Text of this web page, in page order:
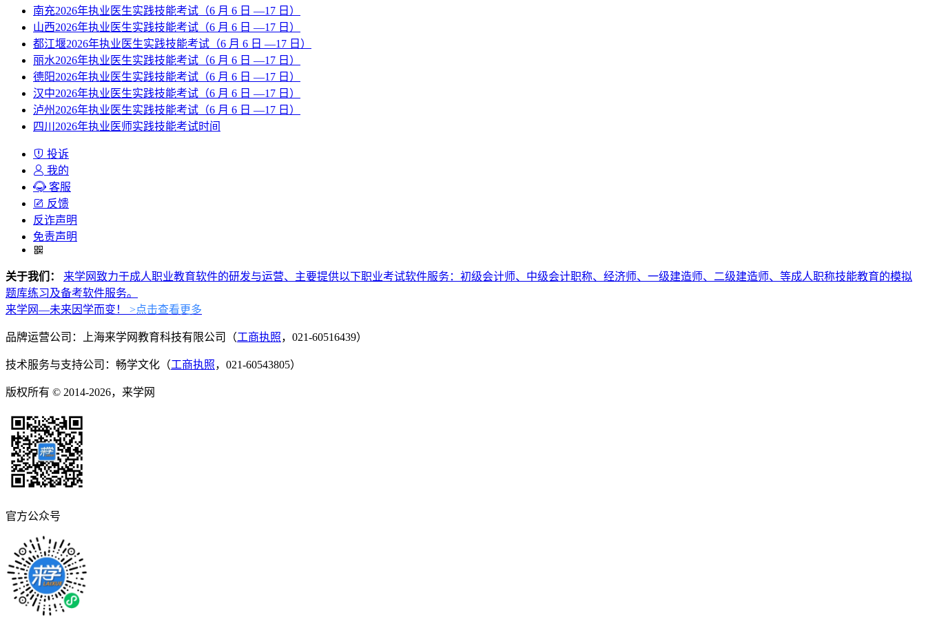
南充2026年执业医生实践技能考试（6 月 6 日 —17 日）
山西2026年执业医生实践技能考试（6 月 6 日 —17 日）
都江堰2026年执业医生实践技能考试（6 月 6 日 —17 日）
丽水2026年执业医生实践技能考试（6 月 6 日 —17 日）
德阳2026年执业医生实践技能考试（6 月 6 日 —17 日）
汉中2026年执业医生实践技能考试（6 月 6 日 —17 日）
泸州2026年执业医生实践技能考试（6 月 6 日 —17 日）
四川2026年执业医师实践技能考试时间
投诉
我的
客服
反馈
反诈声明
免责声明
关于我们：
来学网致力于成人职业教育软件的研发与运营、主要提供以下职业考试软件服务：初级会计师、中级会计职称、经济师、一级建造师、二级建造师、等成人职称技能教育的模拟
题库练习及备考软件服务。
来学网—未来因学而变！
>点击查看更多
品牌运营公司：上海来学网教育科技有限公司（工商执照，021-60516439）
技术服务与支持公司：畅学文化（工商执照，021-60543805）
版权所有 © 2014-2026，来学网
官方公众号